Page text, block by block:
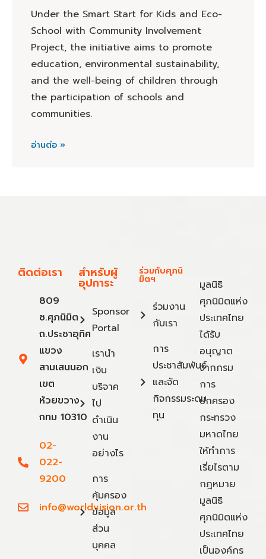
Under the Smart Start for Kids and Eco-
School with Community Involvement
Project, the initiative aims to promote
education, environmental sustainability,
and the well-being of children through
the participation of schools and
communities.
อ่านต่อ »
ติดต่อเรา
809
ซ.ศุภนิมิต
ถ.ประชาอุทิศ
แขวง
สามเสนนอก
เขต
ห้วยขวาง
กทม 10310
02-
022-
9200
info@worldvision.or.th
สำหรับผู้
อุปการะ
Sponsor
Portal
เรานำ
เงิน
บริจาค
ไป
ดำเนิน
งาน
อย่างไร
การ
คุ้มครอง
ข้อมูล
ส่วน
บุคคล
ร่วมกับศุภนิ
มิตฯ
ร่วมงาน
กับเรา
การ
ประชาสัมพันธ์
และจัด
กิจกรรมระดม
ทุน
มูลนิธิ
ศุภนิมิตแห่ง
ประเทศไทย
ได้รับ
อนุญาต
จากกรม
การ
ปกครอง
กระทรวง
มหาดไทย
ให้ทำการ
เรี่ยไรตาม
กฎหมาย
มูลนิธิ
ศุภนิมิตแห่ง
ประเทศไทย
เป็นองค์กร